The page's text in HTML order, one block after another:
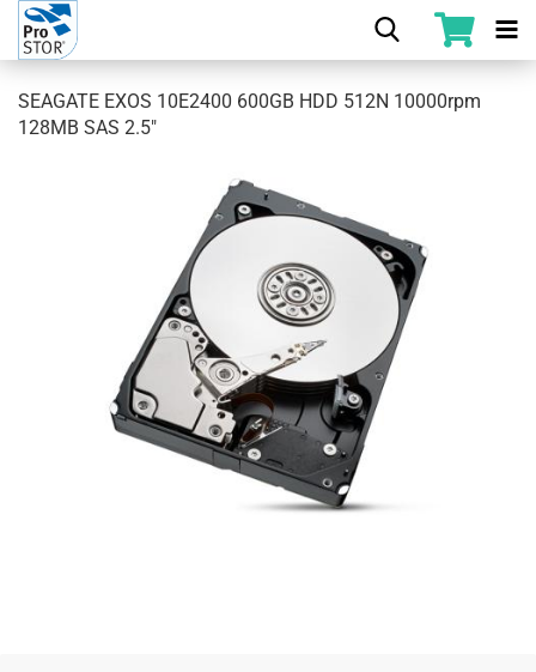
SEAGATE EXOS 10E2400 600GB HDD 512N 10000rpm
128MB SAS 2.5"